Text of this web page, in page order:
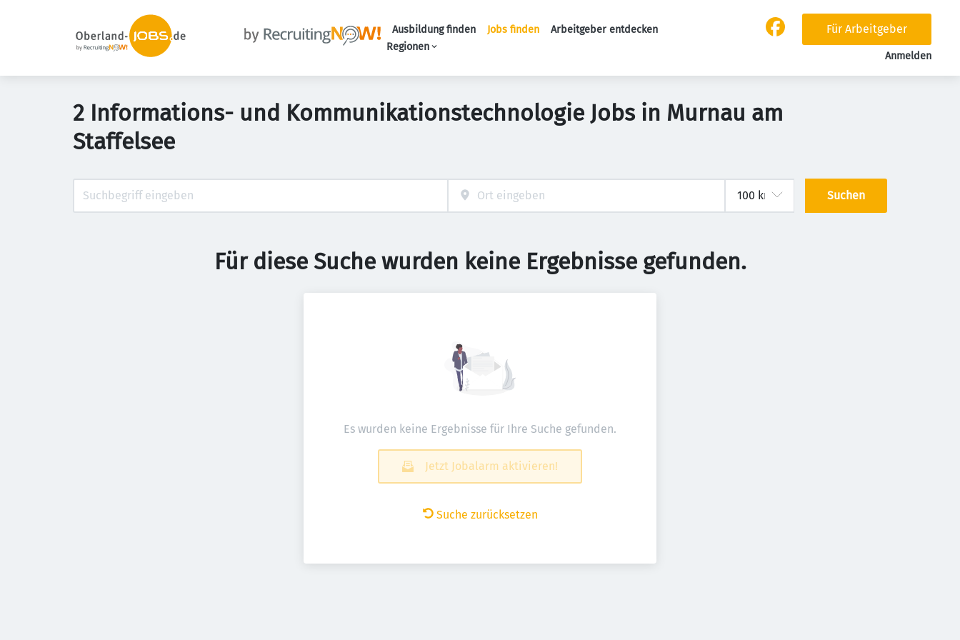
Ausbildung finden Jobs finden
Arbeitgeber entdecken
Regionen
Für Arbeitgeber
Anmelden
2 Informations- und Kommunikationstechnologie Jobs in Murnau am
Staffelsee
Suchen
Für diese Suche wurden keine Ergebnisse gefunden.
Es wurden keine Ergebnisse für Ihre Suche gefunden.
Jetzt Jobalarm aktivieren!
Suche zurücksetzen